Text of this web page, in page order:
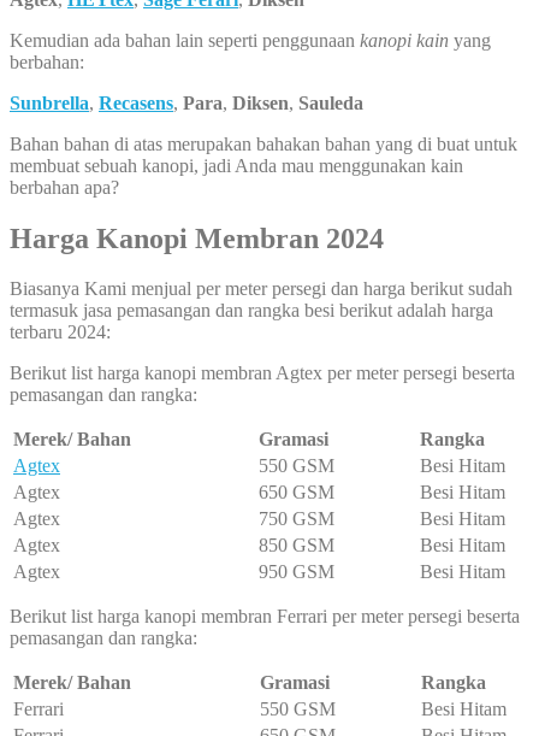
Kemudian ada bahan lain seperti penggunaan kanopi kain yang
berbahan:
Sunbrella, Recasens, Para, Diksen, Sauleda
Bahan bahan di atas merupakan bahakan bahan yang di buat untuk
membuat sebuah kanopi, jadi Anda mau menggunakan kain
berbahan apa?
Harga Kanopi Membran 2024
Biasanya Kami menjual per meter persegi dan harga berikut sudah
termasuk jasa pemasangan dan rangka besi berikut adalah harga
terbaru 2024:
Berikut list harga kanopi membran Agtex per meter persegi beserta
pemasangan dan rangka:
Merek/ Bahan Gramasi
Rangka
Agtex
550 GSM
Besi Hitam
Agtex
650 GSM
Besi Hitam
Agtex
750 GSM
Besi Hitam
Agtex
850 GSM
Besi Hitam
Agtex
950 GSM Besi Hitam
Berikut list harga kanopi membran Ferrari per meter persegi beserta
pemasangan dan rangka:
Merek/ Bahan Gramasi
Rangka
Ferrari
550 GSM
Besi Hitam